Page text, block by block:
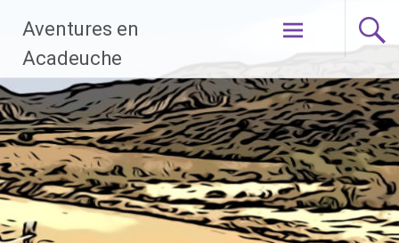
contenu
principal
Aventures en
Acadeuche